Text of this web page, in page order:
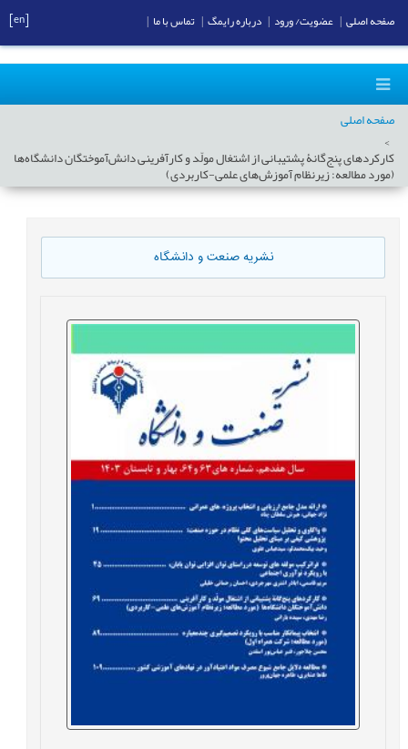
صفحه اصلی
کارکردهای پنج‌گانۀ پشتیبانی از اشتغال مولّد و کارآفرینی دانش‌آموختگان دانشگاه‌ها
(مورد مطالعه: زیرنظام آموزش‌های علمی-کاربردی)
نشریه صنعت و دانشگاه
صفحه اصلی عضویت/ ورود درباره رایمگ تماس با ما